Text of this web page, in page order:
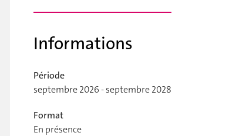
Informations
Période
septembre 2026 - septembre 2028
Format
En présence